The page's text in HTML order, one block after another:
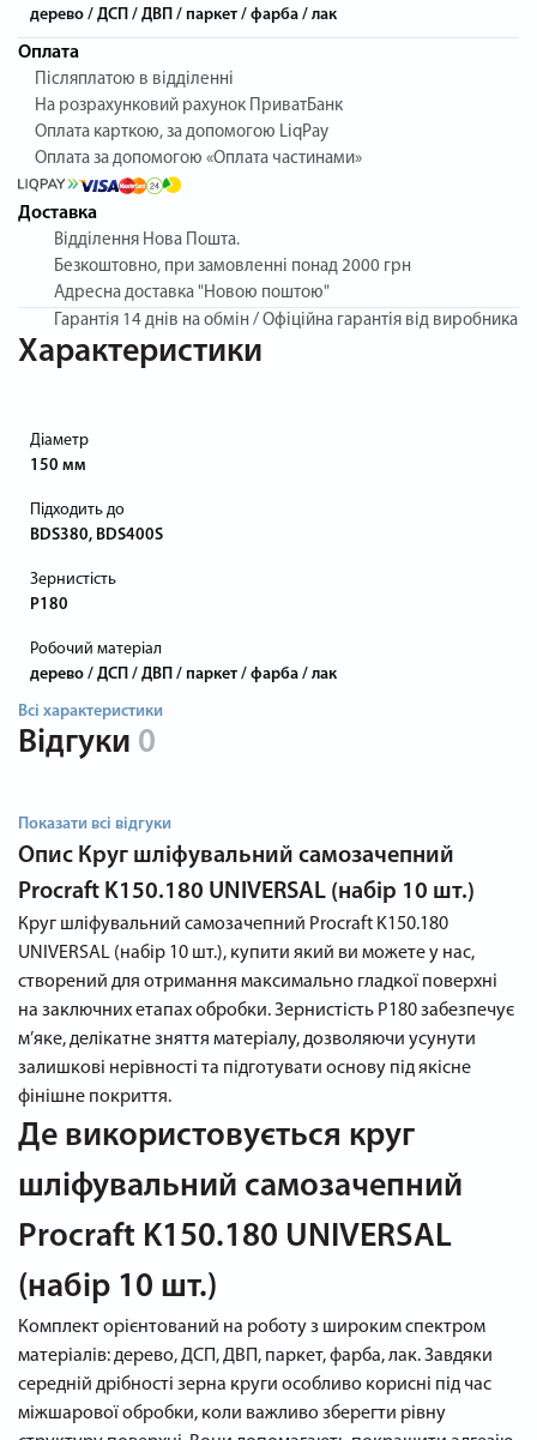
дерево / ДСП / ДВП / паркет / фарба / лак
Оплата
Післяплатою в відділенні
На розрахунковий рахунок ПриватБанк
Оплата карткою, за допомогою LiqPay
Оплата за допомогою «Оплата частинами»
Доставка
Відділення Нова Пошта.
Безкоштовно, при замовленні понад 2000 грн
Адресна доставка "Новою поштою"
Гарантія 14 днів на обмін / Офіційна гарантія від виробника
Характеристики
Діаметр
150 мм
Підходить до
BDS380, BDS400S
Зернистість
P180
Робочий матеріал
дерево / ДСП / ДВП / паркет / фарба / лак
Всі характеристики
Відгуки 0
Показати всі відгуки
Опис Круг шліфувальний самозачепний
Procraft K150.180 UNIVERSAL (набір 10 шт.)
Круг шліфувальний самозачепний Procraft K150.180
UNIVERSAL (набір 10 шт.), купити який ви можете у нас,
створений для отримання максимально гладкої поверхні
на заключних етапах обробки. Зернистість P180 забезпечує
м’яке, делікатне зняття матеріалу, дозволяючи усунути
залишкові нерівності та підготувати основу під якісне
фінішне покриття.
Де використовується круг
шліфувальний самозачепний
Procraft K150.180 UNIVERSAL
(набір 10 шт.)
Комплект орієнтований на роботу з широким спектром
матеріалів: дерево, ДСП, ДВП, паркет, фарба, лак. Завдяки
середній дрібності зерна круги особливо корисні під час
міжшарової обробки, коли важливо зберегти рівну